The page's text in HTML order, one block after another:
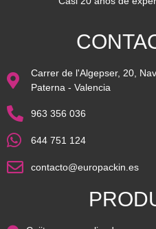
Carrer de l'Algepser, 20,
Paterna - Valencia
963 356 036
644 751 124
contacto@europackin.es